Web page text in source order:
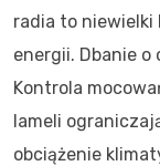
radia to niewielki
energii. Dbanie o
Kontrola
lameli
obciążenie